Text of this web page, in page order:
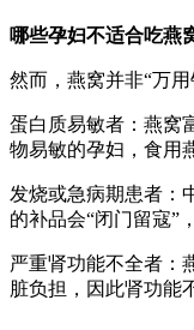
哪些孕妇不适合吃燕
然而，燕窝并非“万
蛋白质易敏者：燕窝
物易敏的孕妇，食用
发烧或急病期患者：
的补品会“闭门留寇”
严重肾功能不全者：
脏负担，因此肾功能